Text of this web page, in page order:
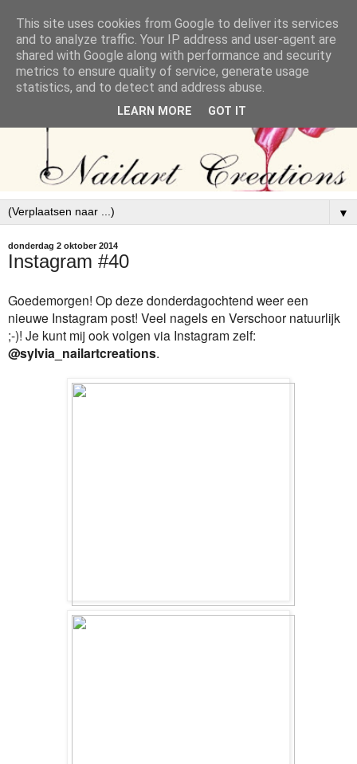
▼
donderdag 2 oktober 2014
Instagram #40
Goedemorgen! Op deze donderdagochtend weer een
nieuwe Instagram post! Veel nagels en Verschoor natuurlijk
;-)! Je kunt mij ook volgen via Instagram zelf:
@sylvia_nailartcreations.
This site uses cookies from Google to deliver its services
and to analyze traffic. Your IP address and user-agent are
shared with Google along with performance and security
metrics to ensure quality of service, generate usage
statistics, and to detect and address abuse.
LEARN MORE GOT IT